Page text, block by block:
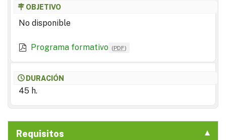
OBJETIVO
No disponible
Programa formativo (PDF)
DURACIÓN
45 h.
Requisitos